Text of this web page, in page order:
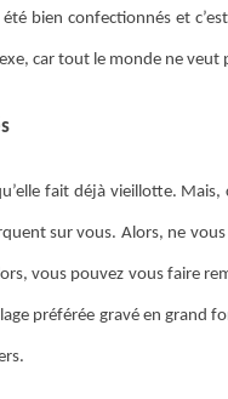
bien confectionnés et
car tout le monde ne veut
fait déjà vieillotte.
sur vous. Alors, ne
vous pouvez vous faire
préférée gravé en grand